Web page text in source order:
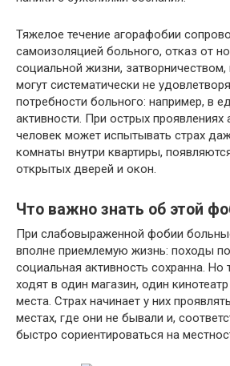
Тяжелое течение агорафобии
самоизоляцией больного, отказ от
социальной жизни, затворничеством,
могут систематически не
потребности больного: например, в
активности. При острых проявлениях
человек может испытывать страх
комнаты внутри квартиры,
открытых дверей и окон.
Что важно знать об этой
При слабовыраженной фобии
вполне приемлемую жизнь: походы
социальная активность сохранна.
ходят в один магазин, один
места. Страх начинает у них
местах, где они не бывали и,
быстро сориентироваться на